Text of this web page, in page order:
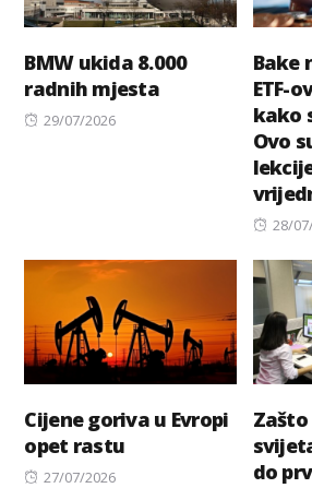
BMW ukida 8.000
radnih mjesta
Posted
29/07/2026
Bake
ETF-
kako
Ovo
28/
Cijene goriva u Evropi
opet rastu
Posted
27/07/2026
do